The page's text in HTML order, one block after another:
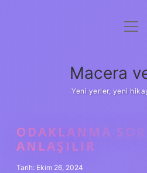
Anasayfa
Yasal
Macera
Yeni yerler, yeni
ODAKLANMA
ANLAŞILIR
Tarih: Ekim 26, 2024